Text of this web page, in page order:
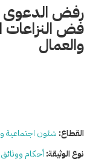
رفض الدعوى
فض النزاعات
والعمال
القطاع: شئون اجتماعية
نوع الوثيقة:أحكام